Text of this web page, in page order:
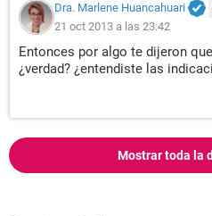
Dra. Marlene Huancahuari
21 oct 2013 a las 23:42
Entonces por algo te dijeron
¿verdad? ¿entendiste las
Mostrar toda la